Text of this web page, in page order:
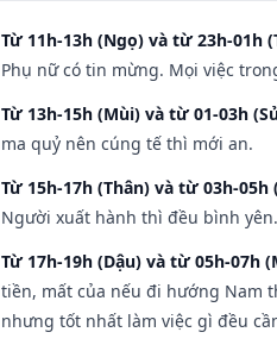
Từ 11h-13h (Ngọ) và từ 23h-01h
Phụ nữ có tin mừng. Mọi việc
Từ 13h-15h (Mùi) và từ 01-03h
ma quỷ nên cúng tế thì mới an.
Từ 15h-17h (Thân) và từ 03h-05h
Người xuất hành thì đều bình yên.
Từ 17h-19h (Dậu) và từ 05h-07h
tiền, mất của nếu đi hướng Nam
nhưng tốt nhất làm việc gì đều